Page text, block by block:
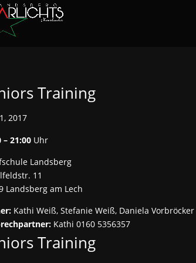
Training
2017
– 21:00 Uhr
Landsberg
11
Landsberg am Lech
Kathi Weiß, Stefanie Weiß, Daniela Vorbröcker
Kathi 0160 5356357
Training